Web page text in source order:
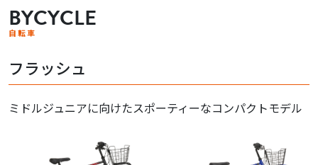
BYCYCLE
自転車
フラッシュ
ミドルジュニアに向けたスポーティーなコンパクトモデル